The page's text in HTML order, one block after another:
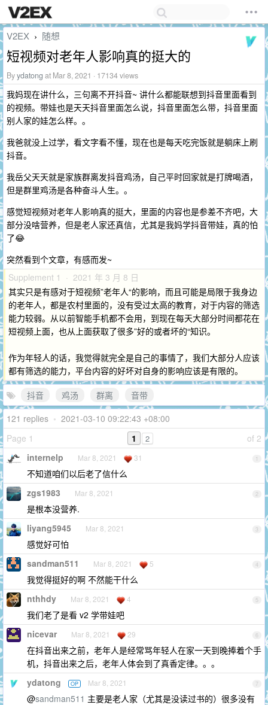
V2EX › 随想
短视频对老年人影响真的挺大的
Byydatong at Mar 8, 2021 · 17134 views
我妈现在讲什么，三句离不开抖音~ 讲什么都能联想到抖音里面看到
的视频。带娃也是天天抖音里面怎么说，抖音里面怎么带，抖音里面
别人家的娃怎么样。。
我爸就没上过学，看文字看不懂，现在也是每天吃完饭就是躺床上刷
抖音。
我岳父天天就是家族群离发抖音鸡汤，自己平时回家就是打牌喝酒，
但是群里鸡汤是各种奋斗人生。。
感觉短视频对老年人影响真的挺大，里面的内容也是参差不齐吧，大
部分没啥营养，但是老人家还真信，尤其是我妈学抖音带娃，真的怕
了😂
突然看到个文章，有感而发~
Supplement 1 · 2021 年 3 月 8 日
其实只是有感对于短视频”老年人“的影响，而且可能是局限于我身边
的老年人，都是农村里面的，没有受过太高的教育，对于内容的筛选
能力较弱。从以前智能手机都不会用，到现在每天大部分时间都花在
短视频上面，也从上面获取了很多”好的或者坏的“知识。
作为年轻人的话，我觉得就完全是自己的事情了，我们大部分人应该
都有筛选的能力，平台内容的好坏对自身的影响应该是有限的。
抖音 鸡汤 群离
音带
121 replies • 2021-03-10 09:22:43 +08:00
Page 1
of 2
1 2
1
internelp Mar 8, 2021 31
不知道咱们以后老了信什么
2
zgs1983 Mar 8, 2021
是根本没营养.
3
liyang5945 Mar 8, 2021
感觉好可怕
4
sandman511 Mar 8, 2021 5
我觉得挺好的啊 不然能干什么
5
nthhdy Mar 8, 2021 4
我们老了是看 v2 学带娃吧
6
nicevar Mar 8, 2021 29
在抖音出来之前，老年人是经常骂年轻人在家一天到晚捧着个手
机，抖音出来之后，老年人体会到了真香定律。。。
7
ydatong OP Mar 8, 2021
@sandman511 主要是老人家（尤其是没读过书的）很多没有